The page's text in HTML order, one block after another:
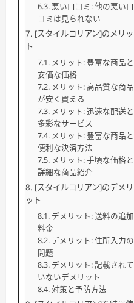
悪い口コミ: 他の悪い口
コミは見られない
[スタイルコリアン]のメリッ
ト
メリット: 豊富な商品と
安価な価格
メリット: 高品質な商品
が安く買える
メリット: 迅速な配送と
多彩なサービス
メリット: 豊富な商品と
便利な決済方法
メリット: 手頃な価格と
詳細な商品紹介
[スタイルコリアン]のデメリ
ット
デメリット: 送料の追加
料金
デメリット: 住所入力の
問題
デメリット: 記載されて
いないデメリット
対策と予防方法